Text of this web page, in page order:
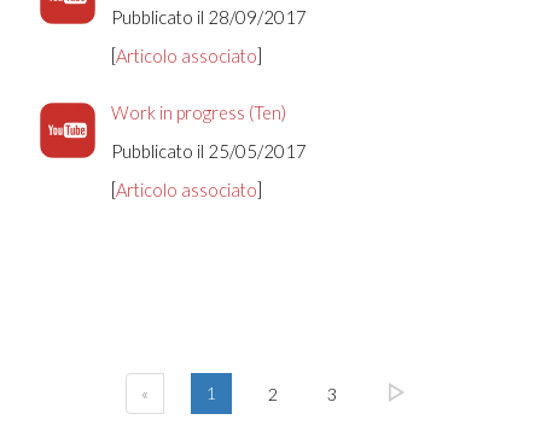
Pubblicato il 28/09/2017
[Articolo associato]
Work in progress (Ten)
Pubblicato il 25/05/2017
[Articolo associato]
« 1 2 3